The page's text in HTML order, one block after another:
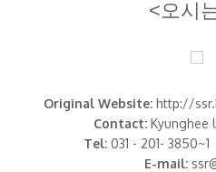
<오시
Original Website: http://
Contact:Kyunghee
Tel:031 - 201- 3850~1
E-mail: